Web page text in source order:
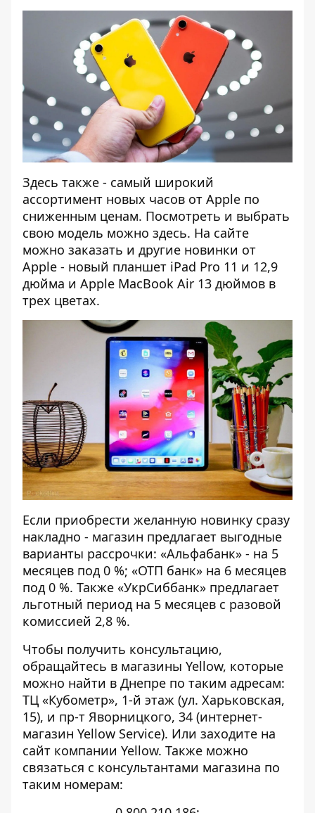
Здесь также - самый широкий
ассортимент новых часов от Apple по
сниженным ценам. Посмотреть и выбрать
свою модель можно здесь. На сайте
можно заказать и другие новинки от
Apple - новый планшет iPad Pro 11 и 12,9
дюйма и Apple MacBook Air 13 дюймов в
трех цветах.
Если приобрести желанную новинку сразу
накладно - магазин предлагает выгодные
варианты рассрочки: «Альфабанк» - на 5
месяцев под 0 %; «ОТП банк» на 6 месяцев
под 0 %. Также «УкрСиббанк» предлагает
льготный период на 5 месяцев с разовой
комиссией 2,8 %.
Чтобы получить консультацию,
обращайтесь в магазины Yellow, которые
можно найти в Днепре по таким адресам:
ТЦ «Кубометр», 1-й этаж (ул. Харьковская,
15), и пр-т Яворницкого, 34 (интернет-
магазин Yellow Service). Или заходите на
сайт компании Yellow. Также можно
связаться с консультантами магазина по
таким номерам: